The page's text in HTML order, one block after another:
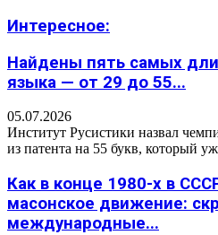
Интересное:
Найдены пять самых
языка — от 29 до 55...
05.07.2026
Институт Русистики назвал
из патента на 55 букв, который
Как в конце 1980-х в
масонское движение:
международные...